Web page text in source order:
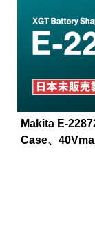
Makita E-
Case、